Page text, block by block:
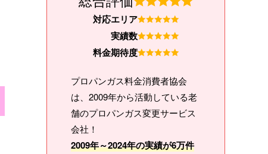
対応エリア
実績数
料金期待度
プロパンガス料金消費者協会
は、2009年から活動している老
舗のプロパンガス変更サービス
会社！
2009年～2024年の実績が6万件